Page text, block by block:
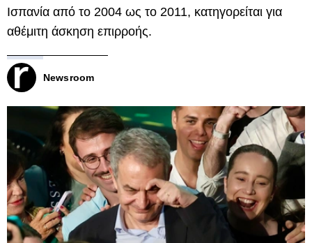
Ισπανία από το 2004 ως το 2011, κατηγορείται για
αθέμιτη άσκηση επιρροής.
Newsroom